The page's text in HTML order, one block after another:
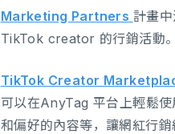
Marketing Partners 計畫
TikTok creator 的行銷活動。
TikTok Creator
可以在AnyTag 平台上輕鬆
和偏好的內容等，讓網紅行銷